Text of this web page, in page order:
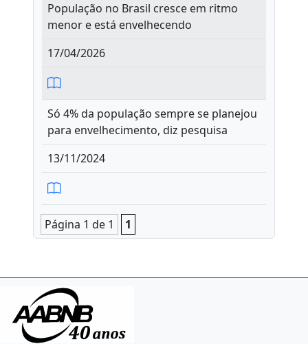
População no Brasil cresce em ritmo
menor e está envelhecendo
17/04/2026
Só 4% da população sempre se planejou
para envelhecimento, diz pesquisa
13/11/2024
Página 1 de 1 1